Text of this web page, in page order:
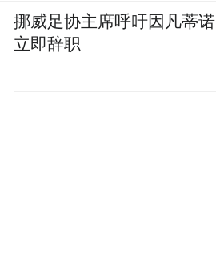
挪威足协主席呼吁因凡蒂诺
立即辞职